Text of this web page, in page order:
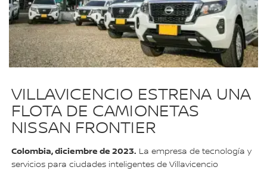
VILLAVICENCIO ESTRENA UNA
FLOTA DE CAMIONETAS
NISSAN FRONTIER
Colombia, diciembre de 2023. La empresa de tecnología y
servicios para ciudades inteligentes de Villavicencio